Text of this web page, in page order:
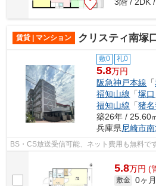
賃貸 | マンション クリスティ南塚
敷0 礼0
5.8万円
阪急神戸本線 「
福知山線 「塚口
福知山線 「猪
築26年 / 25.60
兵庫県尼崎市
BS・CS放送受信可能、ネット費用も無料です
5.8万円 (
敷金 0ヶ月